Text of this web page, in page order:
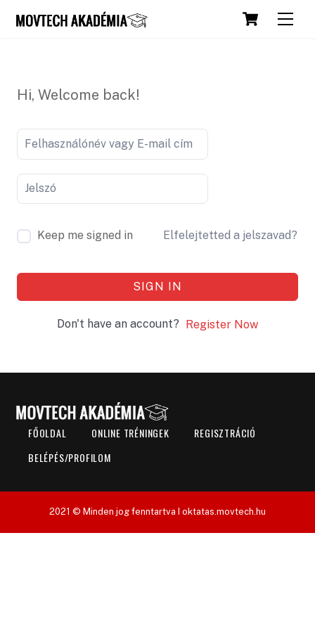
Cart
Hi, Welcome back!
Keep me signed in Elfelejtetted a jelszavad?
SIGN IN
Don't have an account? Register Now
FŐOLDAL ONLINE TRÉNINGEK
REGISZTRÁCIÓ
BELÉPÉS/PROFILOM
2021 © Minden jog fenntartva I oktatas.movtech.hu